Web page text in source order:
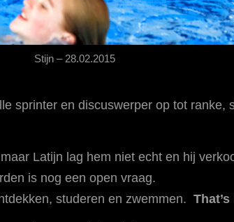
Stijn – 28.02.2015
sprinter en discuswerper op tot ranke,
Latijn lag hem niet echt en hij
is nog een open vraag.
studeren en zwemmen.